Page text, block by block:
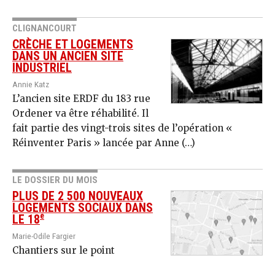
CLIGNANCOURT
CRÈCHE ET LOGEMENTS
DANS UN ANCIEN SITE
INDUSTRIEL
Annie Katz
L’ancien site ERDF du 183 rue
Ordener va être réhabilité. Il
fait partie des vingt-trois sites de l’opération «
Réinventer Paris » lancée par Anne (…)
LE DOSSIER DU MOIS
PLUS DE 2 500 NOUVEAUX
LOGEMENTS SOCIAUX DANS
LE 18e
Marie-Odile Fargier
Chantiers sur le point